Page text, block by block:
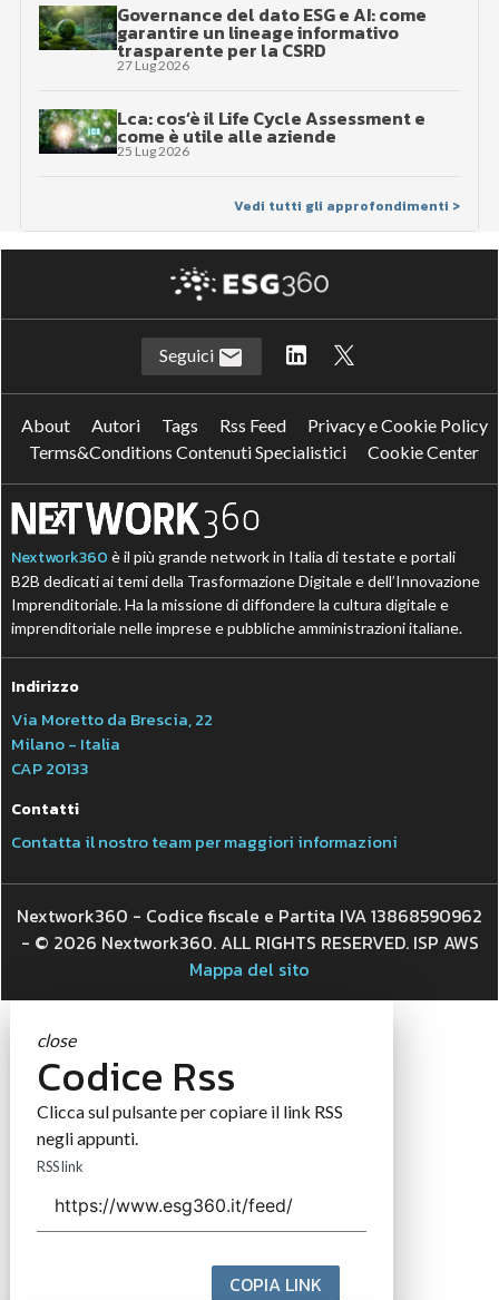
Governance del dato ESG e AI: come
garantire un lineage informativo
trasparente per la CSRD
27 Lug 2026
Lca: cos’è il Life Cycle Assessment e
come è utile alle aziende
25 Lug 2026
Vedi tutti gli approfondimenti >
Seguici
About Autori Tags Rss Feed
Privacy e Cookie Policy
Terms&Conditions Contenuti Specialistici
Cookie Center
Nextwork360 è il più grande network in Italia di testate e portali
B2B dedicati ai temi della Trasformazione Digitale e dell’Innovazione
Imprenditoriale. Ha la missione di diffondere la cultura digitale e
imprenditoriale nelle imprese e pubbliche amministrazioni italiane.
Indirizzo
Via Moretto da Brescia, 22
Milano - Italia
CAP 20133
Contatti
Contatta il nostro team per maggiori informazioni
Nextwork360 - Codice fiscale e Partita IVA 13868590962
- © 2026 Nextwork360. ALL RIGHTS RESERVED. ISP AWS
Mappa del sito
close
Codice Rss
Clicca sul pulsante per copiare il link RSS
negli appunti.
RSS link
COPIA LINK